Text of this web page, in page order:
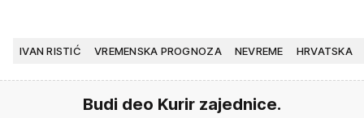
IVAN RISTIĆ VREMENSKA PROGNOZA NEVREME HRVATSKA
Budi deo Kurir zajednice.